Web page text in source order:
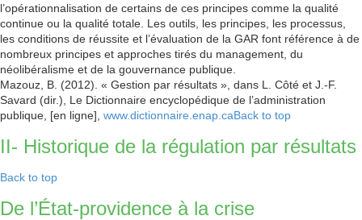
l’opérationnalisation de certains de ces principes comme la qualité
continue ou la qualité totale. Les outils, les principes, les processus,
les conditions de réussite et l’évaluation de la GAR font référence à de
nombreux principes et approches tirés du management, du
néolibéralisme et de la gouvernance publique.
Mazouz, B. (2012). « Gestion par résultats », dans L. Côté et J.-F.
Savard (dir.), Le Dictionnaire encyclopédique de l’administration
publique, [en ligne], www.dictionnaire.enap.caBack to top
II- Historique de la régulation par résultats
Back to top
De l’État-providence à la crise